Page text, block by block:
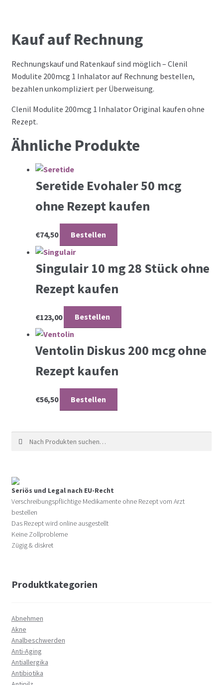
Kauf auf Rechnung
Rechnungskauf und Ratenkauf sind möglich – Clenil
Modulite 200mcg 1 Inhalator auf Rechnung bestellen,
bezahlen unkompliziert per Überweisung.
Clenil Modulite 200mcg 1 Inhalator Original kaufen ohne
Rezept.
Ähnliche Produkte
Seretide Evohaler 50 mcg
ohne Rezept kaufen
€74,50 Bestellen
Singulair 10 mg 28 Stück ohne
Rezept kaufen
€123,00 Bestellen
Ventolin Diskus 200 mcg ohne
Rezept kaufen
€56,50 Bestellen
Suche nach:
Seriös und Legal nach EU-Recht
Verschreibungspflichtige Medikamente ohne Rezept vom Arzt
bestellen
Das Rezept wird online ausgestellt
Keine Zollprobleme
Zügig & diskret
Produktkategorien
Abnehmen
Akne
Analbeschwerden
Anti-Aging
Antiallergika
Antibiotika